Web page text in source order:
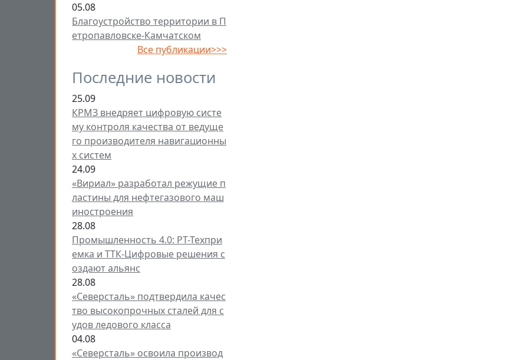
05.08
Благоустройство территории в П
етропавловске-Камчатском
Все публикации>>>
Последние новости
25.09
КРМЗ внедряет цифровую систе
му контроля качества от ведуще
го производителя навигационны
х систем
24.09
«Вириал» разработал режущие п
ластины для нефтегазового маш
иностроения
28.08
Промышленность 4.0: РТ-Техпри
емка и ТТК-Цифровые решения с
оздают альянс
28.08
«Северсталь» подтвердила качес
тво высокопрочных сталей для с
удов ледового класса
04.08
«Северсталь» освоила производ